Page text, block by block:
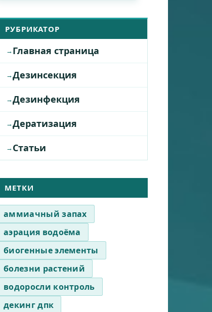
РУБРИКАТОР
Главная страница
Дезинсекция
Дезинфекция
Дератизация
Статьи
МЕТКИ
аммиачный запах
аэрация водоёма
биогенные элементы
болезни растений
водоросли контроль
декинг дпк